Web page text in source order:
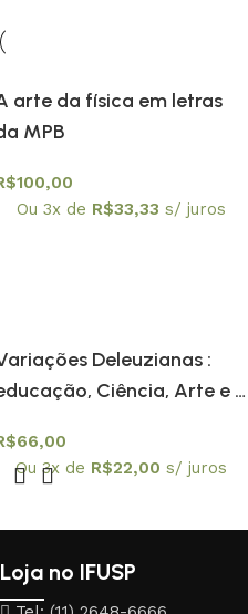
arte da física em letras
MPB
100,00
Ou 3x de R$33,33 s/ juros
Deleuzianas :
Ciência, Arte e …
66,00
Ou 3x de R$22,00 s/ juros
Loja no IFUSP